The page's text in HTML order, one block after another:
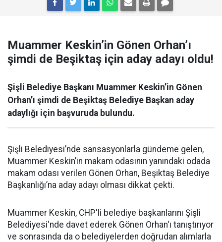
Muammer Keskin’in Gönen Orhan’ı
şimdi de Beşiktaş için aday adayı oldu!
Şişli Belediye Başkanı Muammer Keskin’in Gönen
Orhan’ı şimdi de Beşiktaş Belediye Başkan aday
adaylığı için başvuruda bulundu.
Şişli Belediyesi’nde sansasyonlarla gündeme gelen,
Muammer Keskin’in makam odasının yanındaki odada
makam odası verilen Gönen Orhan, Beşiktaş Belediye
Başkanlığı’na aday adayı olması dikkat çekti.
Muammer Keskin, CHP'li belediye başkanlarını Şişli
Belediyesi'nde davet ederek Gönen Orhan'ı tanıştırıyor
ve sonrasında da o belediyelerden doğrudan alımlarla